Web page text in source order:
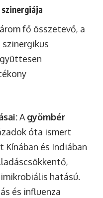
fő összetevő, a
szinergikus
Agyömbér
óta ismert
Kínában és Indiában
hatású.
és influenza